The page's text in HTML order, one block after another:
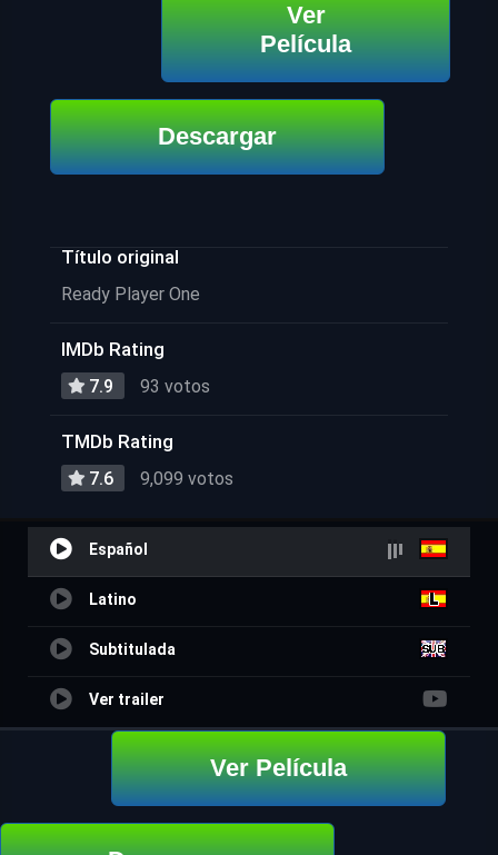
Ver
Película
Descargar
Título original
Ready Player One
IMDb Rating
7.9 93 votos
TMDb Rating
7.6 9,099 votos
Español
Latino
Subtitulada
Ver trailer
Ver Película